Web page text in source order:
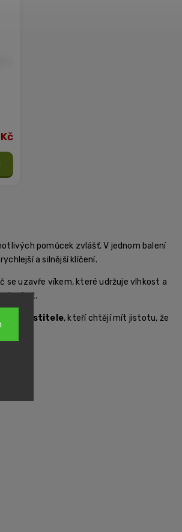
pomůcek zvlášť. V jednom balení
a silnější klíčení.
se uzavře víkem, které udržuje vlhkost a
otevírat.
pěstitele, kteří chtějí mít jistotu, že